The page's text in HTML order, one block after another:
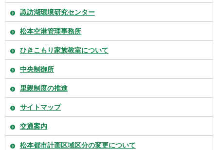
諏訪湖環境研究センター
松本空港管理事務所
ひきこもり家族教室について
中央制御所
里親制度の推進
サイトマップ
交通案内
松本都市計画区域区分の変更について